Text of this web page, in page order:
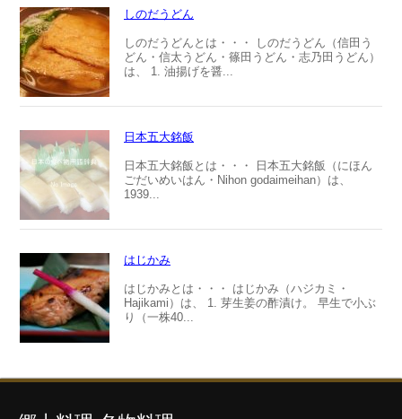
しのだうどん
しのだうどんとは・・・ しのだうどん（信田う
どん・信太うどん・篠田うどん・志乃田うどん）
は、 1. 油揚げを醤...
日本五大銘飯
日本五大銘飯とは・・・ 日本五大銘飯（にほん
ごだいめいはん・Nihon godaimeihan）は、
1939...
はじかみ
はじかみとは・・・ はじかみ（ハジカミ・
Hajikami）は、 1. 芽生姜の酢漬け。 早生で小ぶ
り（一株40...